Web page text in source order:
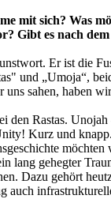
mit sich? Was
Gibt es nach
Er ist die
und „Umoja“,
sahen, haben
den Rastas.
Kurz und knapp.
lang gehegter
Dazu gehört
auch